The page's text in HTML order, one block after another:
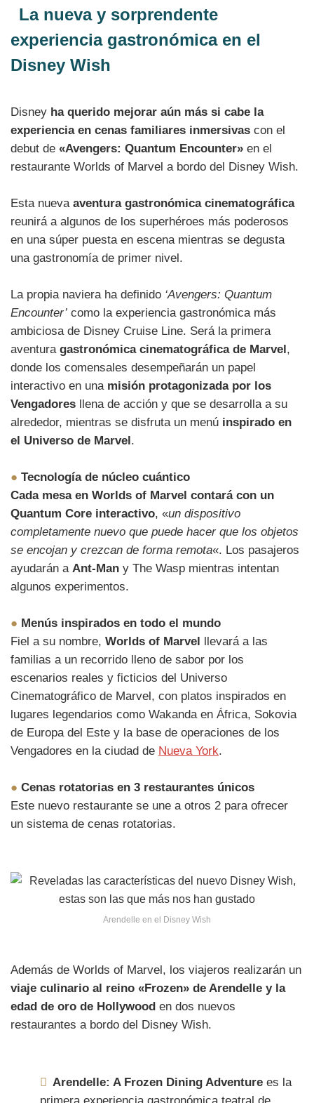
La nueva y sorprendente
experiencia gastronómica en el
Disney Wish
Disney ha querido mejorar aún más si cabe la
experiencia en cenas familiares inmersivas con el
debut de «Avengers: Quantum Encounter» en el
restaurante Worlds of Marvel a bordo del Disney Wish.
Esta nueva aventura gastronómica cinematográfica
reunirá a algunos de los superhéroes más poderosos
en una súper puesta en escena mientras se degusta
una gastronomía de primer nivel.
La propia naviera ha definido ‘Avengers: Quantum
Encounter’ como la experiencia gastronómica más
ambiciosa de Disney Cruise Line. Será la primera
aventura gastronómica cinematográfica de Marvel,
donde los comensales desempeñarán un papel
interactivo en una misión protagonizada por los
Vengadores llena de acción y que se desarrolla a su
alrededor, mientras se disfruta un menú inspirado en
el Universo de Marvel.
● Tecnología de núcleo cuántico
Cada mesa en Worlds of Marvel contará con un
Quantum Core interactivo, «un dispositivo
completamente nuevo que puede hacer que los objetos
se encojan y crezcan de forma remota«. Los pasajeros
ayudarán a Ant-Man y The Wasp mientras intentan
algunos experimentos.
● Menús inspirados en todo el mundo
Fiel a su nombre, Worlds of Marvel llevará a las
familias a un recorrido lleno de sabor por los
escenarios reales y ficticios del Universo
Cinematográfico de Marvel, con platos inspirados en
lugares legendarios como Wakanda en África, Sokovia
de Europa del Este y la base de operaciones de los
Vengadores en la ciudad de Nueva York.
● Cenas rotatorias en 3 restaurantes únicos
Este nuevo restaurante se une a otros 2 para ofrecer
un sistema de cenas rotatorias.
Arendelle en el Disney Wish
Además de Worlds of Marvel, los viajeros realizarán un
viaje culinario al reino «Frozen» de Arendelle y la
edad de oro de Hollywood en dos nuevos
restaurantes a bordo del Disney Wish.
Arendelle: A Frozen Dining Adventurees la
primera experiencia gastronómica teatral de